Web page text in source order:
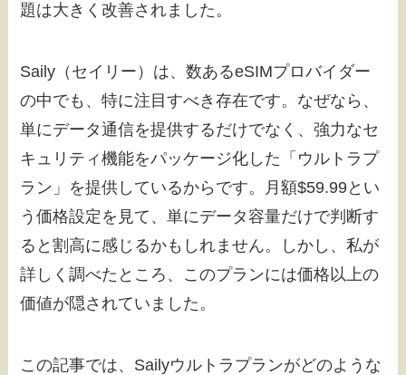
題は大きく改善されました。
Saily（セイリー）は、数あるeSIMプロバイダー
の中でも、特に注目すべき存在です。なぜなら、
単にデータ通信を提供するだけでなく、強力なセ
キュリティ機能をパッケージ化した「ウルトラプ
ラン」を提供しているからです。月額$59.99とい
う価格設定を見て、単にデータ容量だけで判断す
ると割高に感じるかもしれません。しかし、私が
詳しく調べたところ、このプランには価格以上の
価値が隠されていました。
この記事では、Sailyウルトラプランがどのような